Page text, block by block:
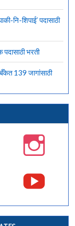
नि-शिपाई’ पदासाठी
भरती
139 जागांसाठी